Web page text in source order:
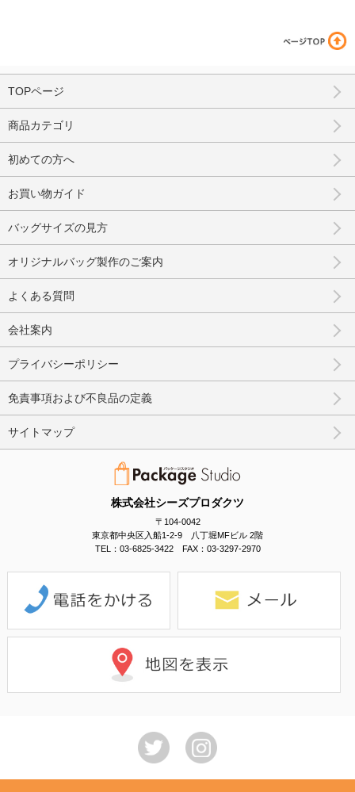
株式会社シーズプロダクツ
〒104-0042
東京都中央区入船1-2-9 八丁堀MFビル 2階
TEL：03-6825-3422 FAX：03-3297-2970
TOPページ
商品カテゴリ
初めての方へ
お買い物ガイド
バッグサイズの見方
オリジナルバッグ製作のご案内
よくある質問
会社案内
プライバシーポリシー
免責事項および不良品の定義
サイトマップ